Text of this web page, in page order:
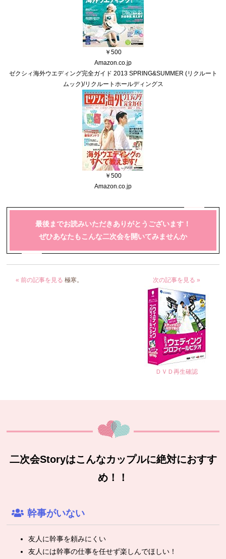
￥500
Amazon.co.jp
ゼクシィ海外ウエディング完全ガイド 2013 SPRING&SUMMER (リクルート
ムック)/リクルートホールディングス
￥500
Amazon.co.jp
最後までお読みいただきありがとうございます！
ぜひあなたもこんな二次会を開いてみませんか
« 前の記事を見る極寒。 次の記事を見る »
ＤＶＤ再生確認
二次会Storyはこんなカップルに絶対におすす
め！！
幹事がいない
友人に幹事を頼みにくい
友人には幹事の仕事を任せず楽しんでほしい！